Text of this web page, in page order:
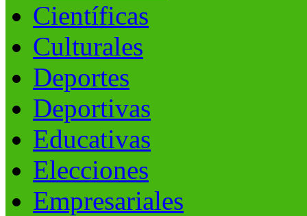
Científicas
Culturales
Deportes
Deportivas
Educativas
Elecciones
Empresariales